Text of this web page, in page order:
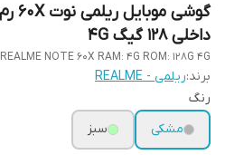
داخلی 128 گیگ 4G
REALME NOTE 60X RAM: 4G ROM: 128G 4G
برند:ریلمی - REALME
رنگ
مشکی
سبز